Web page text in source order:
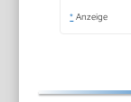
* Anzeige